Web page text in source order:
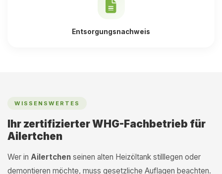
Entsorgungsnachweis
WISSENSWERTES
Ihr zertifizierter WHG-Fachbetrieb für
Ailertchen
Wer in Ailertchen seinen alten Heizöltank stilllegen oder
demontieren möchte, muss gesetzliche Auflagen beachten.